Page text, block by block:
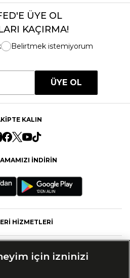
ÜYE OL
KAÇIRMA!
Belirtmek istemiyorum
ÜYE OL
KALIN
İNDİRİN
HİZMETLERİ
için izninizi